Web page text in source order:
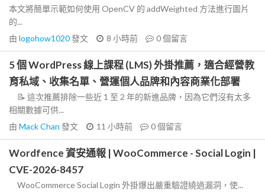
本文將簡單示範如何使用 OpenCV 的 addWeighted 方法進行圖片
的...
由 logohow1020發文 8 小時前 0個留言
5 個 WordPress 線上課程 (LMS) 外掛推薦，適合經營教
育私域、收集名單、營運個人品牌和內容商業化部署
📝 這次推薦排除一些近 1 至 2 年的新進品牌，因為它們沒有太多
相關數據可供...
由 Mack Chan 發文 11 小時前 0個留言
Wordfence 資安通報 | WooCommerce - Social Login |
CVE-2026-8457
WooCommerce Social Login 外掛爆出嚴重驗證繞過漏洞，使...